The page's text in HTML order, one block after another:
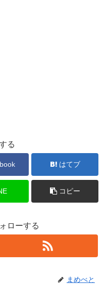
る
はてブ
コピー
ローする
まめべと